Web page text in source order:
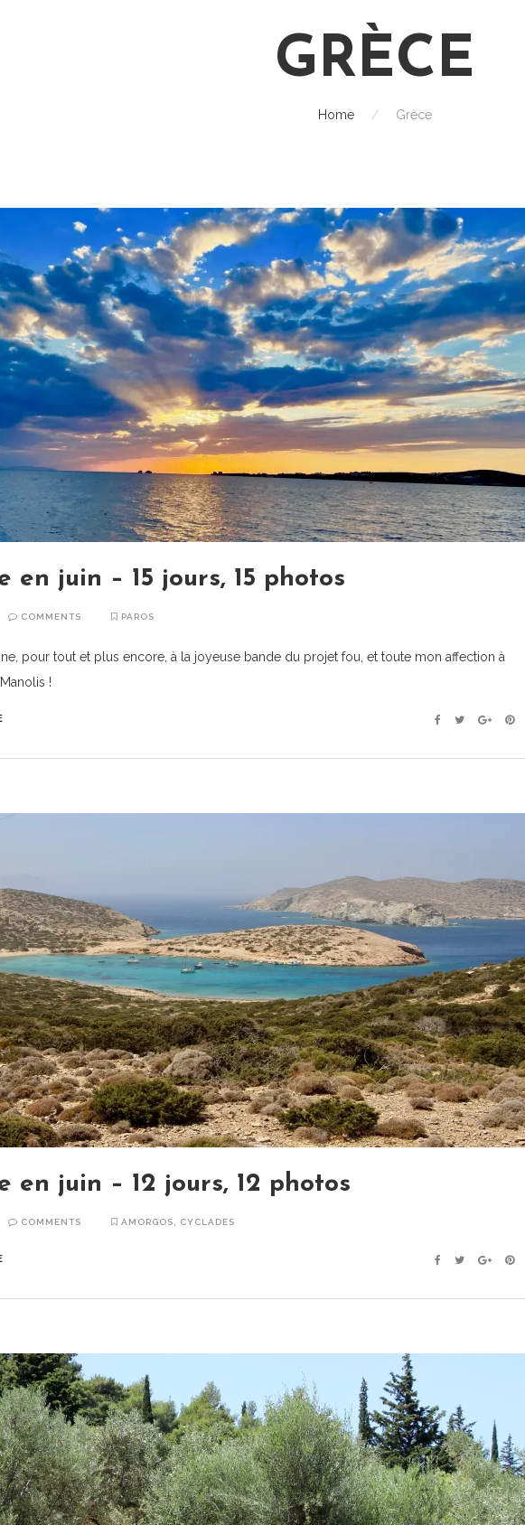
GRÈCE
Home / Grèce
en juin – 15 jours, 15 photos
COMMENTS PAROS
pour tout et plus encore, à la joyeuse bande du projet fou, et toute mon affection à
!
Facebook
TwitterGoogle+
en juin – 12 jours, 12 photos
COMMENTS AMORGOS CYCLADES
Facebook
TwitterGoogle+